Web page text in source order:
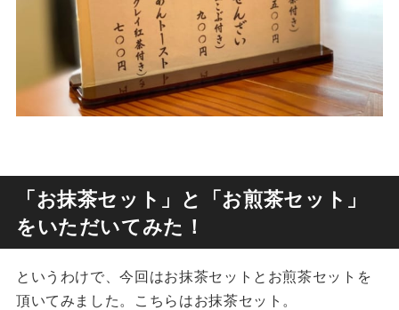
「お抹茶セット」と「お煎茶セット」
をいただいてみた！
というわけで、今回はお抹茶セットとお煎茶セットを
頂いてみました。こちらはお抹茶セット。